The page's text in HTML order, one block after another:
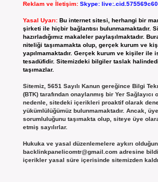
Reklam ve İletişim: Skype:
Yasal Uyarı: Bu internet sitesi, herhangi bir
şirketi ile hiçbir bağlantısı bulunmamaktadır.
hazırladığımız makaleler paylaşılmaktadır.
niteliği taşımamakta olup, gerçek kurum ve
yapılmamaktadır. Gerçek kurum ve kişiler ile
tesadüfidir. Sitemizdeki bilgiler taslak
taşımazlar.
Sitemiz, 5651 Sayılı Kanun gereğince Bilgi
(BTK) tarafından onaylanmış bir Yer
nedenle, sitedeki içerikleri proaktif olarak
yükümlülüğümüz bulunmamaktadır. Ancak,
sorumluluğunu taşımakta olup, siteye üye
etmiş sayılırlar.
Hukuka ve yasal düzenlemelere aykırı
backlinkpanelicomtr@gmail.comadresine
içerikler yasal süre içerisinde sitemizden